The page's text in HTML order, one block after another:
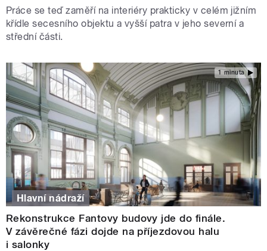
Práce se teď zaměří na interiéry prakticky v celém jižním
křídle secesního objektu a vyšší patra v jeho severní a
střední části.
1 minuta
Hlavní nádraží
Rekonstrukce Fantovy budovy jde do finále.
V závěrečné fázi dojde na příjezdovou halu
i salonky